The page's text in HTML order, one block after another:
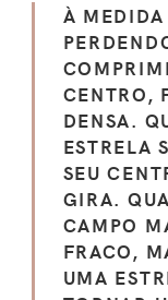
À MEDIDA
CENTRO,
DENSA.
ESTRELA
SEU
GIRA.
CAMPO
FRACO,
UMA